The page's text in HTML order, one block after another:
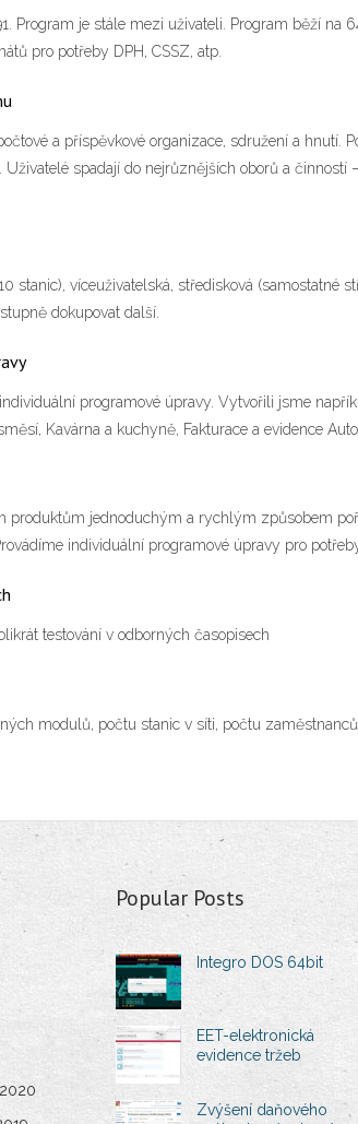
Program je stále mezi uživateli. Program běží
pro potřeby DPH, CSSZ, atp.
a příspěvkové organizace, sdružení a hnutí.
spadají do nejrůznějších oborů a činností
stanic), víceuživatelská, středisková (samostatné
dokupovat další.
programové úpravy. Vytvořili jsme
Kavárna a kuchyně, Fakturace a evidence
produktům jednoduchým a rychlým způsobem
individuální programové úpravy pro
testování v odborných časopisech
modulů, počtu stanic v síti, počtu
Popular Posts
Integro DOS 64bit
EET-elektronická
evidence tržeb
Zvýšení daňového